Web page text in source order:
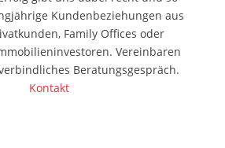
Kundenbeziehungen aus
Family Offices oder
Vereinbaren
Beratungsgespräch.
Kontakt